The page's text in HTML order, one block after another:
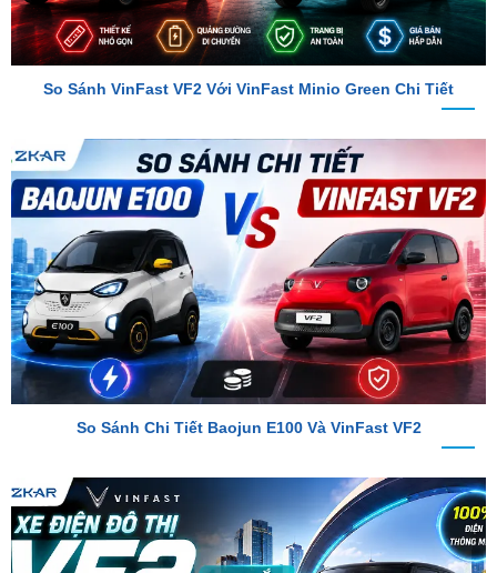
So Sánh VinFast VF2 Với VinFast Minio Green Chi Tiết
So Sánh Chi Tiết Baojun E100 Và VinFast VF2